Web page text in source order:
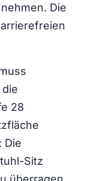
Die
28
Die
Sitz